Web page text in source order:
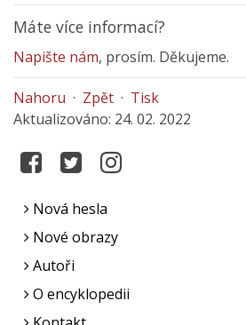
Máte více informací?
Napište nám, prosím. Děkujeme.
Nahoru · Zpět · Tisk
Aktualizováno: 24. 02. 2022
Nová hesla
Nové obrazy
Autoři
O encyklopedii